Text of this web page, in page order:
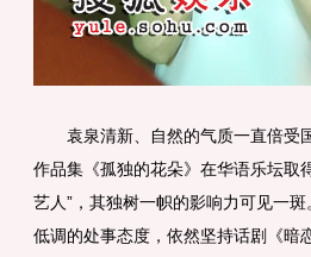
袁泉清新、自然的气质一直倍受
作品集《孤独的花朵》在华语乐坛取
艺人”，其独树一帜的影响力可见一
低调的处事态度，依然坚持话剧《暗